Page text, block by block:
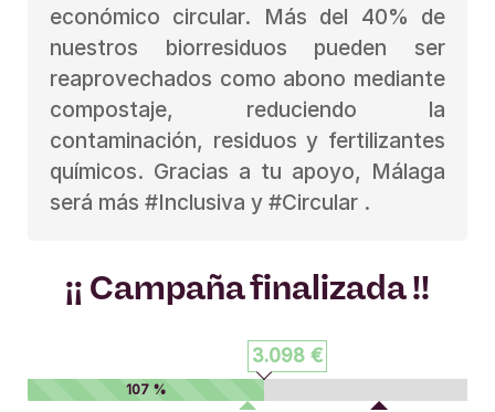
económico circular. Más del 40% de
nuestros biorresiduos pueden ser
reaprovechados como abono mediante
compostaje, reduciendo la
contaminación, residuos y fertilizantes
químicos. Gracias a tu apoyo, Málaga
será más #Inclusiva y #Circular .
¡¡ Campaña finalizada !!
3.098 €
107 %